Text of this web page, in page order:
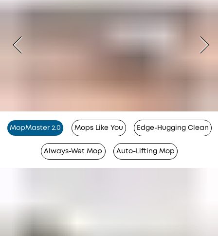
MopMaster 2.0 Mops Like You Edge-Hugging Clean
Always-Wet Mop Auto-Lifting Mop